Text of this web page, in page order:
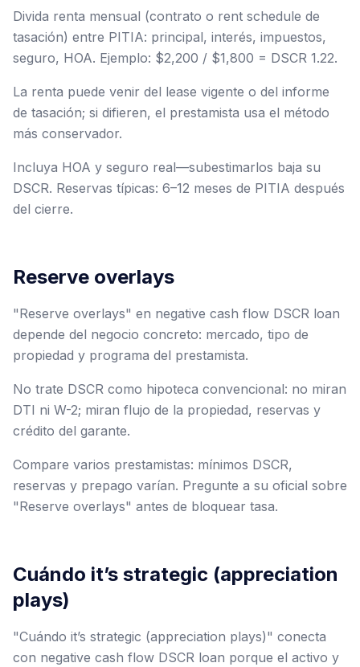
Divida renta mensual (contrato o rent schedule de
tasación) entre PITIA: principal, interés, impuestos,
seguro, HOA. Ejemplo: $2,200 / $1,800 = DSCR 1.22.
La renta puede venir del lease vigente o del informe
de tasación; si difieren, el prestamista usa el método
más conservador.
Incluya HOA y seguro real—subestimarlos baja su
DSCR. Reservas típicas: 6–12 meses de PITIA después
del cierre.
Reserve overlays
"Reserve overlays" en negative cash flow DSCR loan
depende del negocio concreto: mercado, tipo de
propiedad y programa del prestamista.
No trate DSCR como hipoteca convencional: no miran
DTI ni W-2; miran flujo de la propiedad, reservas y
crédito del garante.
Compare varios prestamistas: mínimos DSCR,
reservas y prepago varían. Pregunte a su oficial sobre
"Reserve overlays" antes de bloquear tasa.
Cuándo it’s strategic (appreciation
plays)
"Cuándo it’s strategic (appreciation plays)" conecta
con negative cash flow DSCR loan porque el activo y